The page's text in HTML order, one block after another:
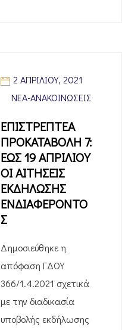
2 ΑΠΡΙΛΊΟΥ, 2021
ΝΈΑ-ΑΝΑΚΟΙΝΏΣΕΙΣ
ΕΠΙΣΤΡΕΠΤΕΑ
ΠΡΟΚΑΤΑΒΟΛΗ 7:
ΕΩΣ 19 ΑΠΡΙΛΙΟΥ
ΟΙ ΑΙΤΗΣΕΙΣ
ΕΚΔΗΛΩΣΗΣ
ΕΝΔΙΑΦΕΡΟΝΤΟ
Σ
Δημοσιεύθηκε η
απόφαση ΓΔΟΥ
366/1.4.2021 σχετικά
με την διαδικασία
υποβολής εκδήλωσης